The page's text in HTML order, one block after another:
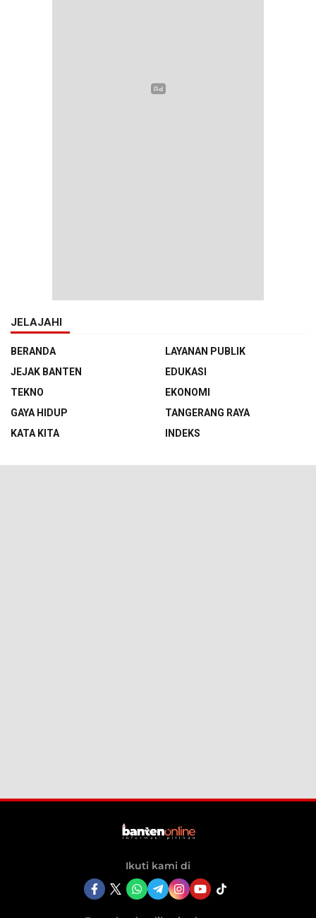
JELAJAHI
BERANDA
LAYANAN PUBLIK
JEJAK BANTEN
EDUKASI
TEKNO
EKONOMI
GAYA HIDUP
TANGERANG RAYA
KATA KITA
INDEKS
Ikuti kami di